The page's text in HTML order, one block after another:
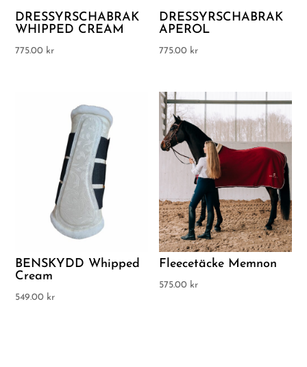
DRESSYRSCHABRAK
WHIPPED CREAM
775.00 kr
DRESSYRSCHABRAK
APEROL
775.00 kr
BENSKYDD Whipped
Cream
549.00 kr
Fleecetäcke Memnon
575.00 kr